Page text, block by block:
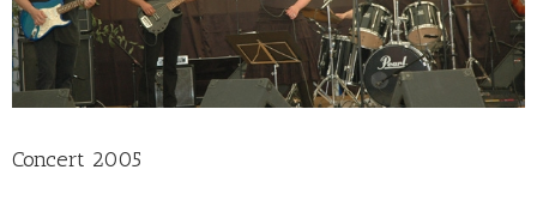
Concert 2005